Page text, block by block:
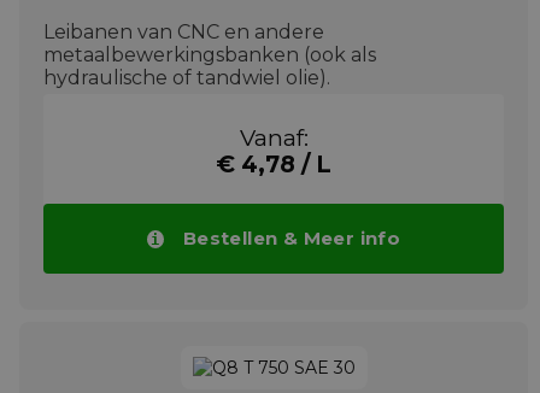
Leibanen van CNC en andere
metaalbewerkingsbanken (ook als
hydraulische of tandwiel olie).
Vanaf:
€ 4,78 / L
Bestellen & Meer info